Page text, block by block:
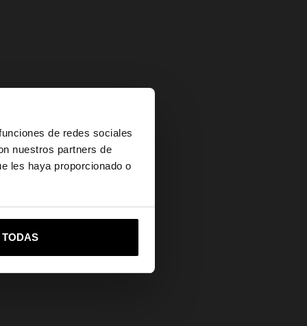
de redes sociales
nuestros partners de
les haya proporcionado o
TODAS
×
a United States